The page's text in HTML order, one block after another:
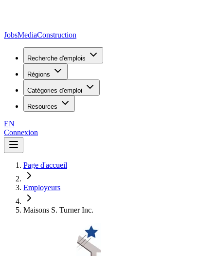
JobsMediaConstruction
Recherche d'emplois
Régions
Catégories d'emploi
Resources
EN
Connexion
Page d'accueil
Employeurs
Maisons S. Turner Inc.